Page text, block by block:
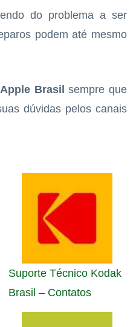
do problema a ser
podem até mesmo
Brasilsempre que
dúvidas pelos canais
Suporte Técnico Kodak
Brasil – Contatos